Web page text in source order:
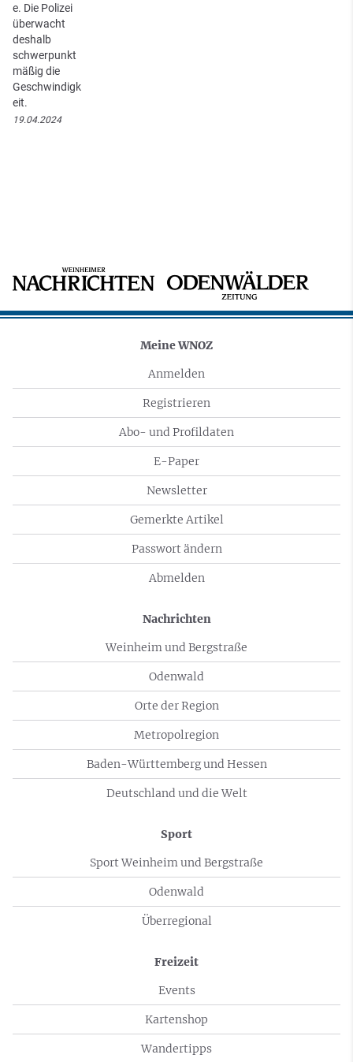
e. Die Polizei
überwacht
deshalb
schwerpunkt
mäßig die
Geschwindigk
eit.
19.04.2024
Meine WNOZ
Anmelden
Registrieren
Abo- und Profildaten
E-Paper
Newsletter
Gemerkte Artikel
Passwort ändern
Abmelden
Nachrichten
Weinheim und Bergstraße
Odenwald
Orte der Region
Metropolregion
Baden-Württemberg und Hessen
Deutschland und die Welt
Sport
Sport Weinheim und Bergstraße
Odenwald
Überregional
Freizeit
Events
Kartenshop
Wandertipps